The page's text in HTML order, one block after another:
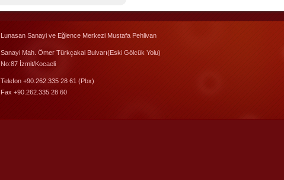
Lunasan Sanayi ve Eğlence Merkezi Mustafa Pehlivan
Sanayi Mah. Ömer Türkçakal Bulvarı(Eski Gölcük Yolu)
No:87 İzmit/Kocaeli
Telefon +90.262.335 28 61 (Pbx)
Fax +90.262.335 28 60